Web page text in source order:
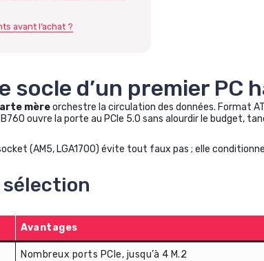
avant l’achat ?
socle d’un premier PC
mèreorchestre la circulation des données. Format
ouvre la porte au PCIe 5.0 sans alourdir le budget,
(AM5, LGA1700) évite tout faux pas ; elle
sélection
Avantages
Nombreux ports PCIe, jusqu’à 4 M.2